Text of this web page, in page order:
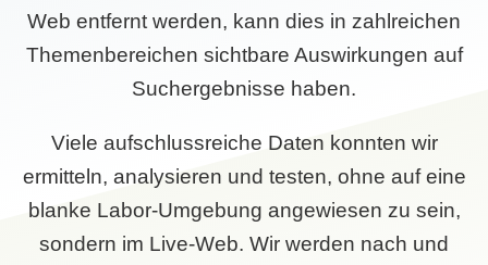
Web entfernt werden, kann dies in zahlreichen
Themenbereichen sichtbare Auswirkungen auf
Suchergebnisse haben.
Viele aufschlussreiche Daten konnten wir
ermitteln, analysieren und testen, ohne auf eine
blanke Labor-Umgebung angewiesen zu sein,
sondern im Live-Web. Wir werden nach und